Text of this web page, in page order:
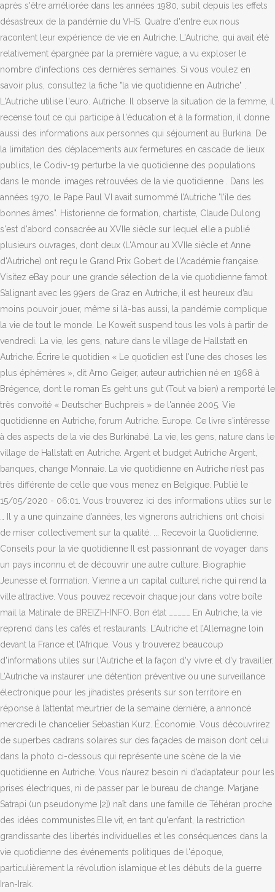
après s'être améliorée dans les années 1980, subit depuis les effets
désastreux de la pandémie du VHS. Quatre d'entre eux nous
racontent leur expérience de vie en Autriche. L'Autriche, qui avait été
relativement épargnée par la première vague, a vu exploser le
nombre d'infections ces dernières semaines. Si vous voulez en
savoir plus, consultez la fiche "la vie quotidienne en Autriche" .
L'Autriche utilise l'euro. Autriche. Il observe la situation de la femme, il
recense tout ce qui participe à l'éducation et à la formation, il donne
aussi des informations aux personnes qui séjournent au Burkina. De
la limitation des déplacements aux fermetures en cascade de lieux
publics, le Codiv-19 perturbe la vie quotidienne des populations
dans le monde. images retrouvées de la vie quotidienne . Dans les
années 1970, le Pape Paul VI avait surnommé l’Autriche "l’île des
bonnes âmes". Historienne de formation, chartiste, Claude Dulong
s'est d'abord consacrée au XVIIe siècle sur lequel elle a publié
plusieurs ouvrages, dont deux (L'Amour au XVIIe siècle et Anne
d'Autriche) ont reçu le Grand Prix Gobert de l'Académie française.
Visitez eBay pour une grande sélection de la vie quotidienne famot.
S’alignant avec les 99ers de Graz en Autriche, il est heureux d’au
moins pouvoir jouer, même si là-bas aussi, la pandémie complique
la vie de tout le monde. Le Koweït suspend tous les vols à partir de
vendredi. La vie, les gens, nature dans le village de Hallstatt en
Autriche. Écrire le quotidien « Le quotidien est l'une des choses les
plus éphémères », dit Arno Geiger, auteur autrichien né en 1968 à
Brégence, dont le roman Es geht uns gut (Tout va bien) a remporté le
très convoité « Deutscher Buchpreis » de l'année 2005. Vie
quotidienne en Autriche, forum Autriche. Europe. Ce livre s'intéresse
à des aspects de la vie des Burkinabé. La vie, les gens, nature dans le
village de Hallstatt en Autriche. Argent et budget Autriche Argent,
banques, change Monnaie. La vie quotidienne en Autriche n’est pas
très différente de celle que vous menez en Belgique. Publié le
15/05/2020 - 06:01. Vous trouverez ici des informations utiles sur le
… Il y a une quinzaine d’années, les vignerons autrichiens ont choisi
de miser collectivement sur la qualité. ... Recevoir la Quotidienne.
Conseils pour la vie quotidienne Il est passionnant de voyager dans
un pays inconnu et de découvrir une autre culture. Biographie
Jeunesse et formation. Vienne a un capital culturel riche qui rend la
ville attractive. Vous pouvez recevoir chaque jour dans votre boîte
mail la Matinale de BREIZH-INFO. Bon état _____ En Autriche, la vie
reprend dans les cafés et restaurants. L’Autriche et l’Allemagne loin
devant la France et l’Afrique. Vous y trouverez beaucoup
d'informations utiles sur l'Autriche et la façon d'y vivre et d'y travailler.
L’Autriche va instaurer une détention préventive ou une surveillance
électronique pour les jihadistes présents sur son territoire en
réponse à l’attentat meurtrier de la semaine dernière, a annoncé
mercredi le chancelier Sebastian Kurz. Économie. Vous découvrirez
de superbes cadrans solaires sur des façades de maison dont celui
dans la photo ci-dessous qui représente une scène de la vie
quotidienne en Autriche. Vous n’aurez besoin ni d’adaptateur pour les
prises électriques, ni de passer par le bureau de change. Marjane
Satrapi (un pseudonyme [2]) naît dans une famille de Téhéran proche
des idées communistes.Elle vit, en tant qu'enfant, la restriction
grandissante des libertés individuelles et les conséquences dans la
vie quotidienne des événements politiques de l'époque,
particulièrement la révolution islamique et les débuts de la guerre
Iran-Irak.